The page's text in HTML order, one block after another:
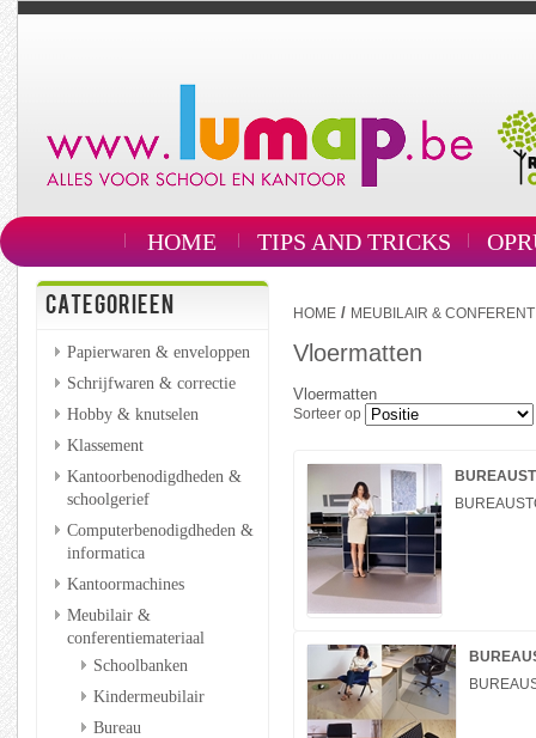
HOME TIPS AND TRICKS
CATEGORIEEN
Papierwaren & enveloppen
Schrijfwaren & correctie
Hobby & knutselen
Klassement
Kantoorbenodigdheden &
schoolgerief
Computerbenodigdheden &
informatica
Kantoormachines
Meubilair &
conferentiemateriaal
Schoolbanken
Kindermeubilair
Bureau
HOME / MEUBILAIR &
Vloermatten
Vloermatten
Sorteer op